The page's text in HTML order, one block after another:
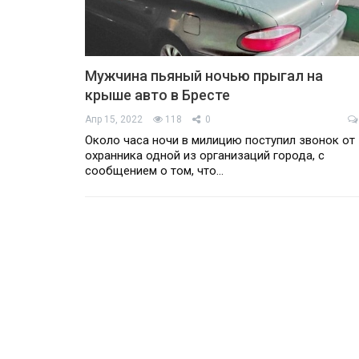
Мужчина пьяный ночью прыгал на
крыше авто в Бресте
Апр 15, 2022 118 0
Около часа ночи в милицию поступил звонок от
охранника одной из организаций города, с
сообщением о том, что…